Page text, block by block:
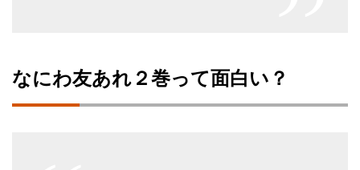
なにわ友あれ２巻って面白い？